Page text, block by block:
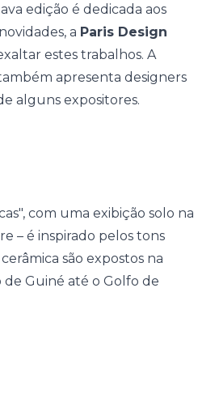
edição é dedicada aos
a Paris Design
estes trabalhos. A
apresenta designers
alguns expositores.
com uma exibição solo na
– é inspirado pelos tons
são expostos na
de Guiné até o Golfo de